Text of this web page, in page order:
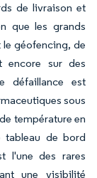
de livraison et
que les grands
géofencing, de
encore sur des
défaillance est
sous
température en
tableau de bord
l'une des rares
une visibilité